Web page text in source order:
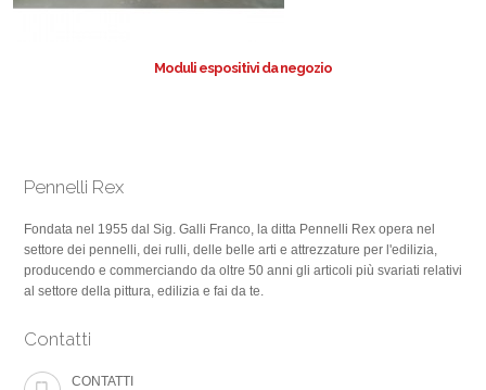
Moduli espositivi da negozio
Pennelli Rex
Fondata nel 1955 dal Sig. Galli Franco, la ditta Pennelli Rex opera nel
settore dei pennelli, dei rulli, delle belle arti e attrezzature per l'edilizia,
producendo e commerciando da oltre 50 anni gli articoli più svariati relativi
al settore della pittura, edilizia e fai da te.
Contatti
CONTATTI